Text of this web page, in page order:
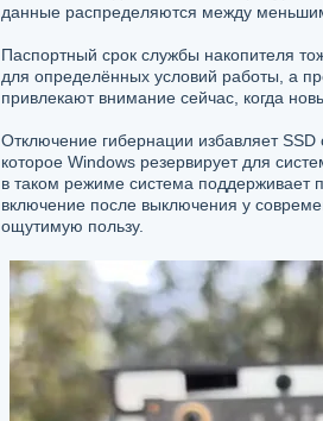
данные распределяются между
Паспортный срок службы накопителя
для определённых условий работы, а
привлекают внимание сейчас, когда
Отключение гибернации избавляет
которое Windows резервирует для
в таком режиме система поддерживает
включение после выключения у
ощутимую пользу.